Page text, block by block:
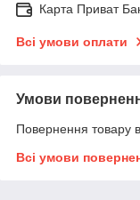
Карта Приват
Всі умови оплати
Умови
Повернення товару
Всі умови